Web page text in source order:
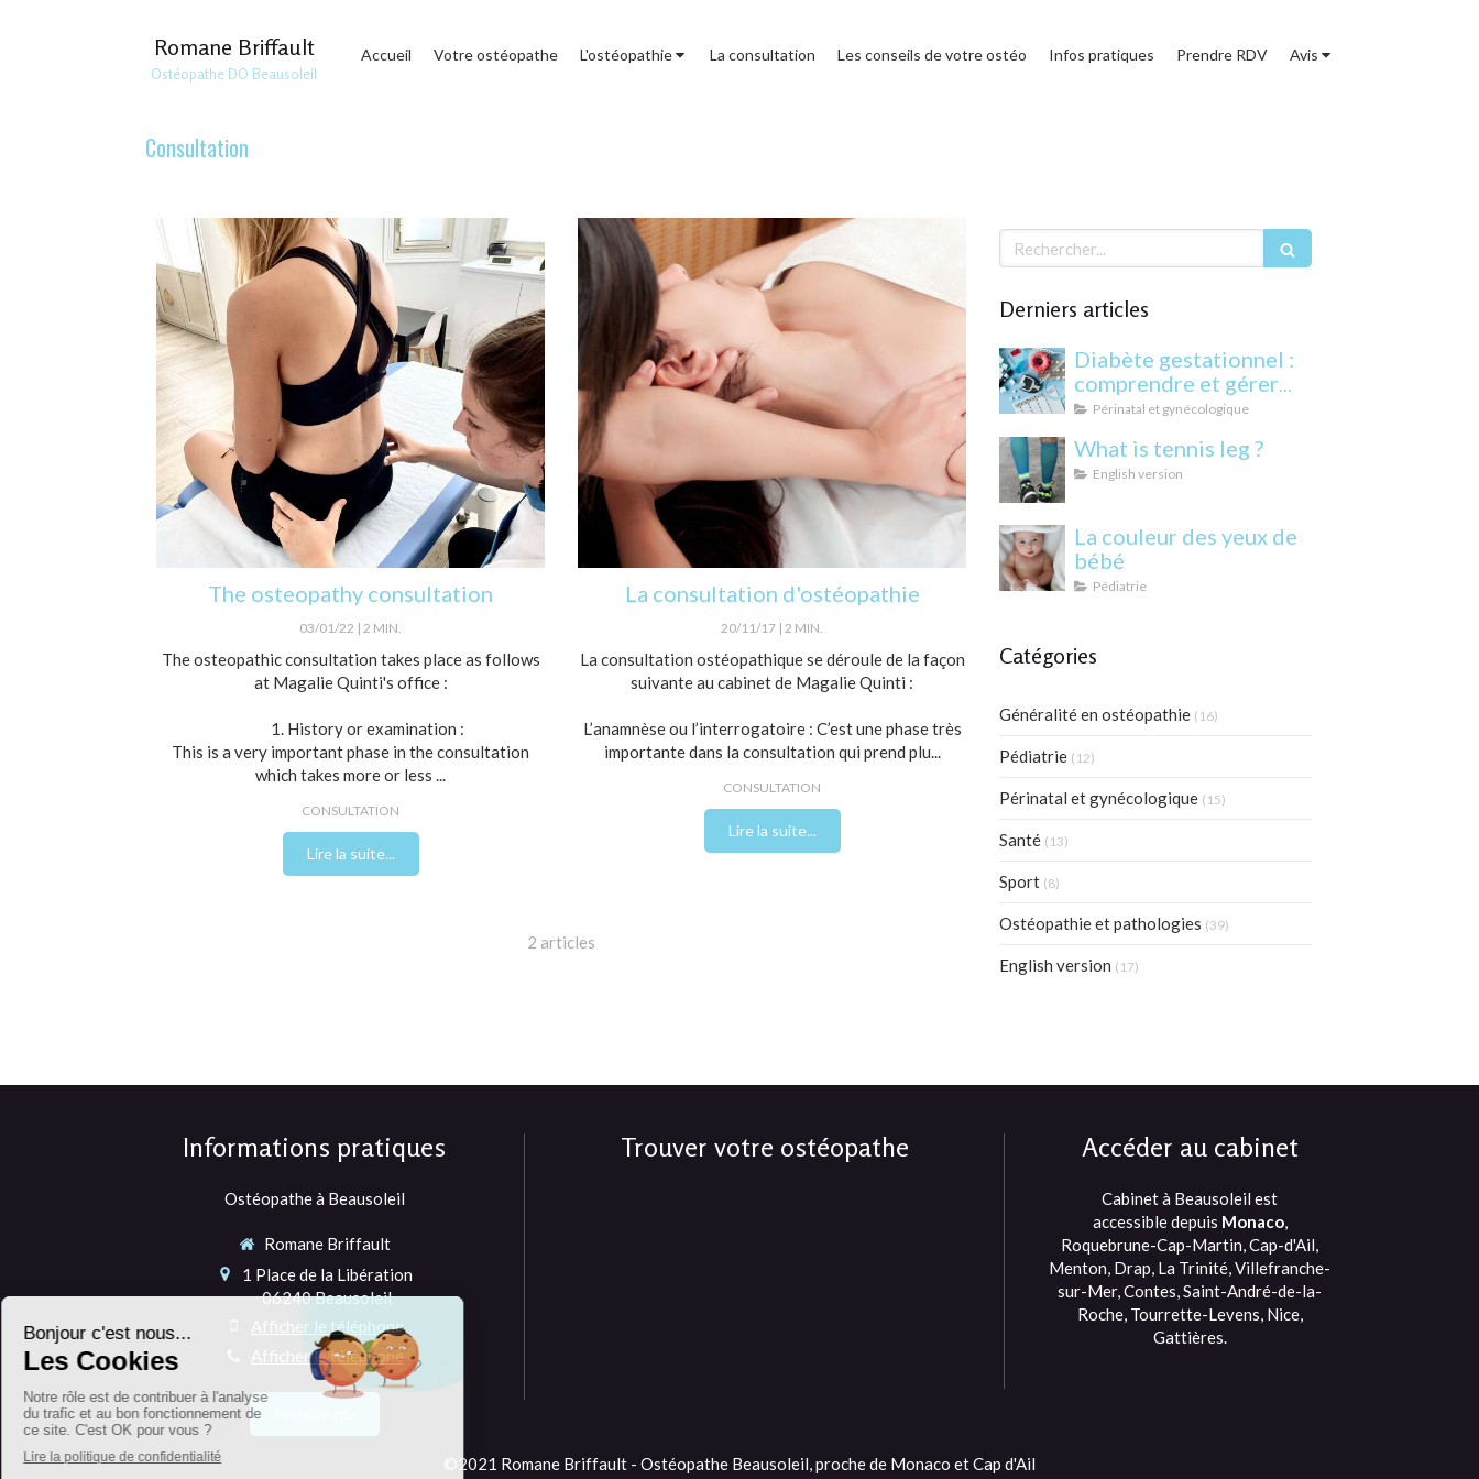
Accueil Votre ostéopathe L'ostéopathie La consultation Les conseils de votre ostéo Infos pratiques Prendre RDV Avis
Romane Briffault
Ostéopathe DO Beausoleil
Consultation
The osteopathy consultation
03/01/22 2 MIN.
The osteopathic consultation takes place as follows
at Magalie Quinti's office :
1. History or examination :
This is a very important phase in the consultation
which takes more or less ...
CONSULTATION
Lire la suite...
La consultation d'ostéopathie
20/11/17 2 MIN.
La consultation ostéopathique se déroule de la façon
suivante au cabinet de Magalie Quinti :
L’anamnèse ou l’interrogatoire : C’est une phase très
importante dans la consultation qui prend plu...
CONSULTATION
Lire la suite...
2 articles
Rechercher
Derniers articles
Diabète gestationnel :
comprendre et gérer
cette condition
Périnatal et gynécologique
What is tennis leg ?
English version
La couleur des yeux de
bébé
Pédiatrie
Catégories
Généralité en ostéopathie (16)
Pédiatrie (12)
Périnatal et gynécologique (15)
Santé (13)
Sport (8)
Ostéopathie et pathologies (39)
English version (17)
Informations pratiques
Ostéopathe à Beausoleil
Romane Briffault
1 Place de la Libération
06240Beausoleil
Afficher le téléphone
Afficher le téléphone
Trouver votre ostéopathe Accéder au cabinet
Cabinet à Beausoleil est
accessible depuis Monaco,
Roquebrune-Cap-Martin, Cap-d'Ail,
Menton, Drap, La Trinité, Villefranche-
sur-Mer, Contes, Saint-André-de-la-
Roche, Tourrette-Levens, Nice,
Gattières.
©2021 Romane Briffault - Ostéopathe Beausoleil, proche de Monaco et Cap d'Ail